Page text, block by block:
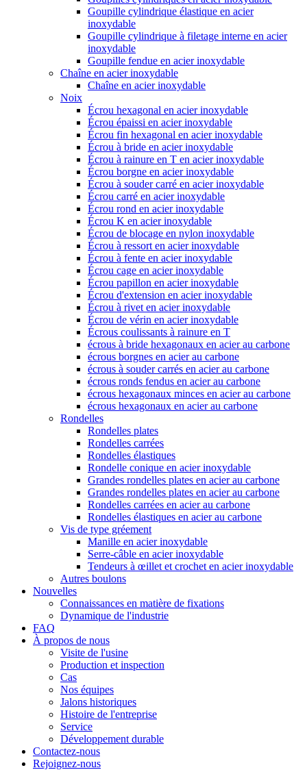
Goupille cylindrique élastique en acier
inoxydable
Goupille cylindrique à filetage interne en acier
inoxydable
Goupille fendue en acier inoxydable
Chaîne en acier inoxydable
Chaîne en acier inoxydable
Noix
Écrou hexagonal en acier inoxydable
Écrou épaissi en acier inoxydable
Écrou fin hexagonal en acier inoxydable
Écrou à bride en acier inoxydable
Écrou à rainure en T en acier inoxydable
Écrou borgne en acier inoxydable
Écrou à souder carré en acier inoxydable
Écrou carré en acier inoxydable
Écrou rond en acier inoxydable
Écrou K en acier inoxydable
Écrou de blocage en nylon inoxydable
Écrou à ressort en acier inoxydable
Écrou à fente en acier inoxydable
Écrou cage en acier inoxydable
Écrou papillon en acier inoxydable
Écrou d'extension en acier inoxydable
Écrou à rivet en acier inoxydable
Écrou de vérin en acier inoxydable
Écrous coulissants à rainure en T
écrous à bride hexagonaux en acier au carbone
écrous borgnes en acier au carbone
écrous à souder carrés en acier au carbone
écrous ronds fendus en acier au carbone
écrous hexagonaux minces en acier au carbone
écrous hexagonaux en acier au carbone
Rondelles
Rondelles plates
Rondelles carrées
Rondelles élastiques
Rondelle conique en acier inoxydable
Grandes rondelles plates en acier au carbone
Grandes rondelles plates en acier au carbone
Rondelles carrées en acier au carbone
Rondelles élastiques en acier au carbone
Vis de type gréement
Manille en acier inoxydable
Serre-câble en acier inoxydable
Tendeurs à œillet et crochet en acier inoxydable
Autres boulons
Nouvelles
Connaissances en matière de fixations
Dynamique de l'industrie
FAQ
À propos de nous
Visite de l'usine
Production et inspection
Cas
Nos équipes
Jalons historiques
Histoire de l'entreprise
Service
Développement durable
Contactez-nous
Rejoignez-nous